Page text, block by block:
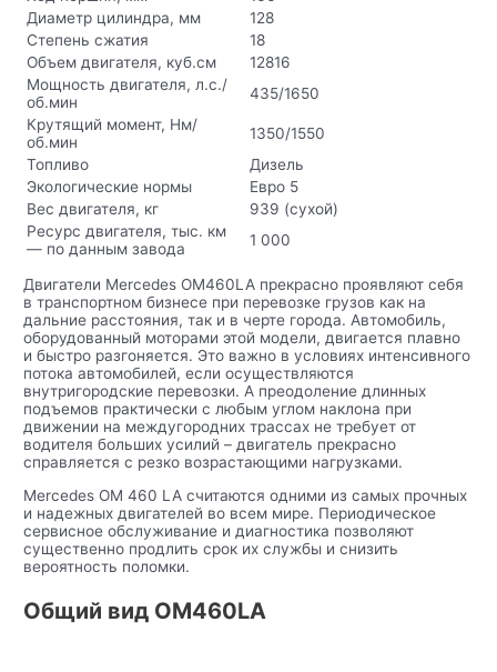
Диаметр цилиндра, мм
128
Степень сжатия
18
Объем двигателя, куб.см
12816
Мощность двигателя, л.с./
об.мин
435/1650
Крутящий момент, Нм/
об.мин
1350/1550
Топливо
Дизель
Экологические нормы
Евро 5
Вес двигателя, кг
939 (сухой)
Ресурс двигателя, тыс. км
— по данным завода
1 000
Двигатели Mercedes OM460LA прекрасно проявляют себя
в транспортном бизнесе при перевозке грузов как на
дальние расстояния, так и в черте города. Автомобиль,
оборудованный моторами этой модели, двигается плавно
и быстро разгоняется. Это важно в условиях интенсивного
потока автомобилей, если осуществляются
внутригородские перевозки. А преодоление длинных
подъемов практически с любым углом наклона при
движении на междугородних трассах не требует от
водителя больших усилий – двигатель прекрасно
справляется с резко возрастающими нагрузками.
Mercedes OM 460 LA считаются одними из самых прочных
и надежных двигателей во всем мире. Периодическое
сервисное обслуживание и диагностика позволяют
существенно продлить срок их службы и снизить
вероятность поломки.
Общий вид OM460LA